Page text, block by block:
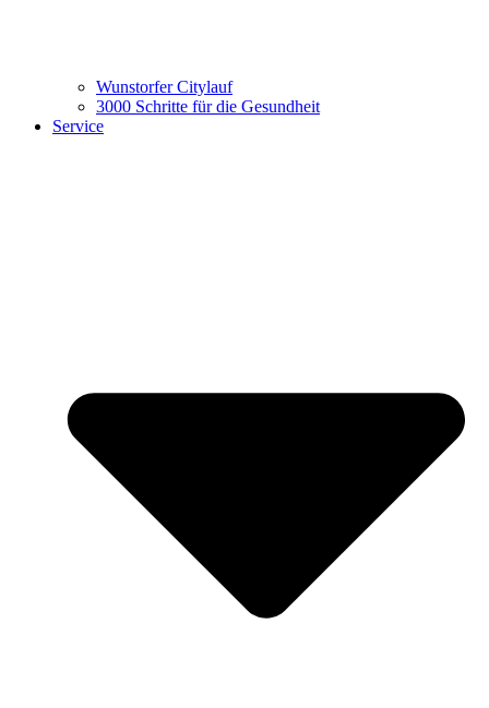
Wunstorfer Citylauf
3000 Schritte für die Gesundheit
Service